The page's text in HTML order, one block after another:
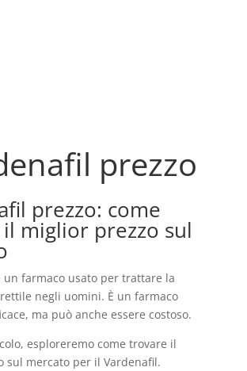
prezzo
prezzo: come
miglior prezzo sul
un farmaco usato per trattare la
negli uomini. È un farmaco
ma può anche essere costoso.
esploreremo come trovare il
sul mercato per il Vardenafil.